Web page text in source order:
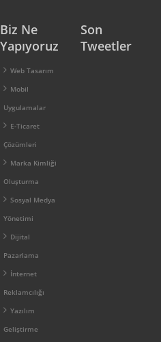
Biz Ne
Yapıyoruz
Web Tasarım
Mobil
Uygulamalar
E-Ticaret
Çözümleri
Marka Kimliği
Oluşturma
Sosyal Medya
Yönetimi
Dijital
Pazarlama
İnternet
Reklamcılığı
Yazılım
Geliştirme
Son
Tweetler